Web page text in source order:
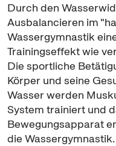
Durch den
Ausbalancieren im
Wassergymnastik
Trainingseffekt wie
Die sportliche
Körper und seine
Wasser werden
System trainiert und
Bewegungsapparat
die Wassergymnastik.